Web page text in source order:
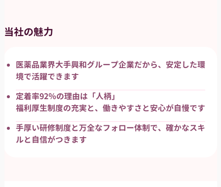
当社の魅力
医薬品業界大手興和グループ企業だから、安定した環
境で活躍できます
定着率92％の理由は「人柄」
福利厚生制度の充実と、働きやすさと安心が自慢です
手厚い研修制度と万全なフォロー体制で、確かなスキ
ルと自信がつきます